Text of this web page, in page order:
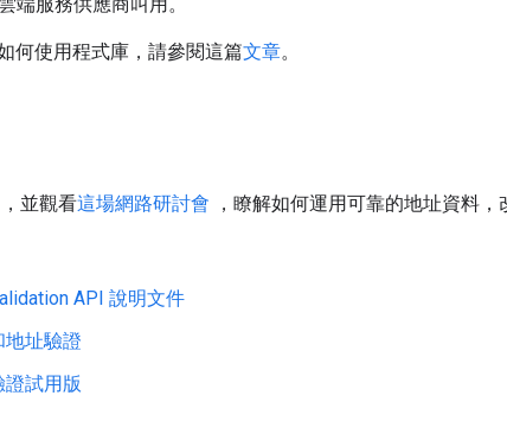
何使用程式庫，請參閱這篇文章。
，並觀看這場網路研討會 ，瞭解如何運用可靠的地址資料，
API 說明文件
地址驗證
證試用版